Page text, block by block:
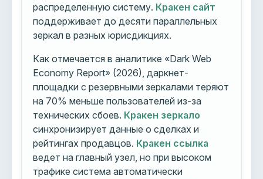
распределенную систему. Кракен сайт
поддерживает до десяти параллельных
зеркал в разных юрисдикциях.
Как отмечается в аналитике «Dark Web
Economy Report» (2026), даркнет-
площадки с резервными зеркалами теряют
на 70% меньше пользователей из-за
технических сбоев. Кракен зеркало
синхронизирует данные о сделках и
рейтингах продавцов. Кракен ссылка
ведет на главный узел, но при высоком
трафике система автоматически